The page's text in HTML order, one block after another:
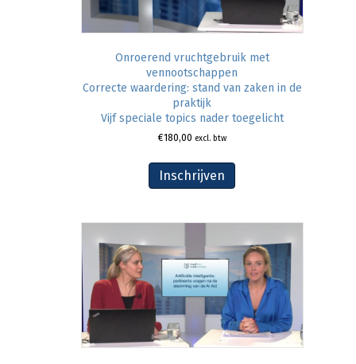
Onroerend vruchtgebruik met
vennootschappen
Correcte waardering: stand van zaken in de
praktijk
Vijf speciale topics nader toegelicht
€180,00 excl. btw
Inschrijven